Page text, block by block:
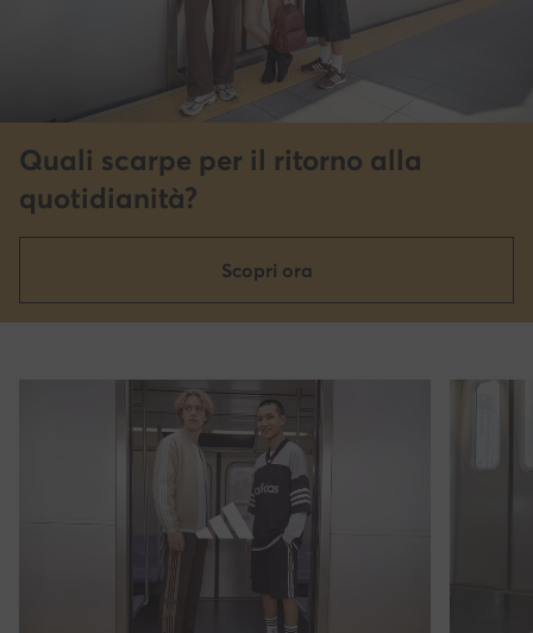
Quali scarpe per il ritorno alla
quotidianità?
Scopri ora